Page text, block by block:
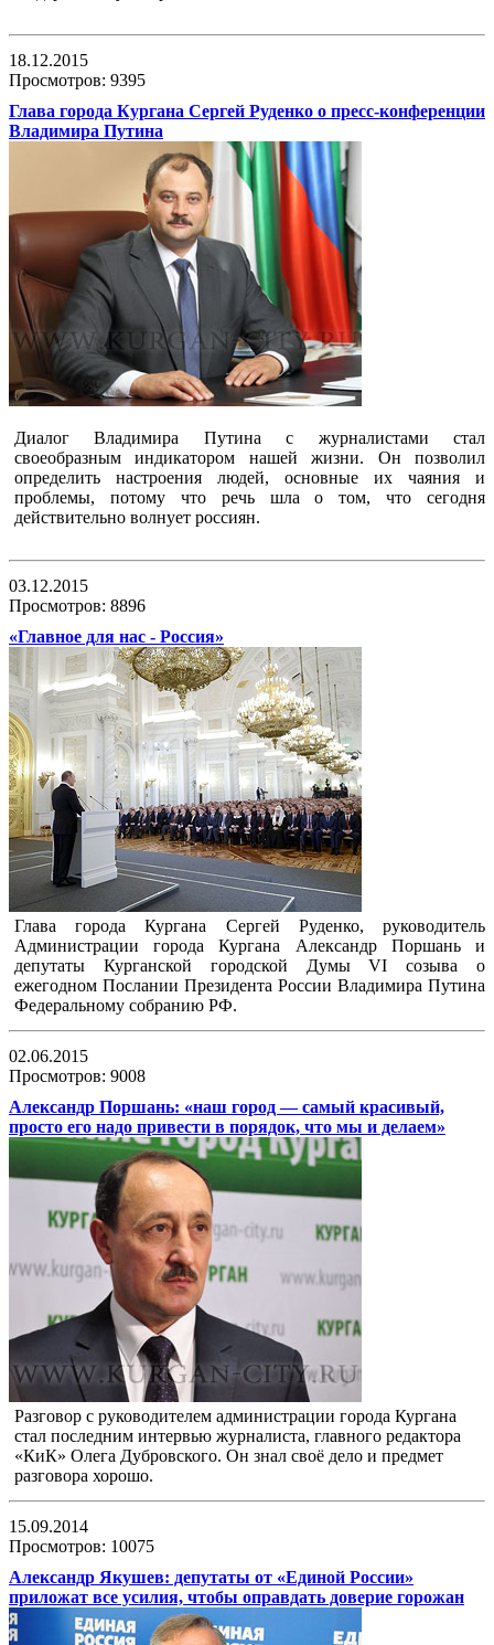
18.12.2015
Просмотров: 9395
Глава города Кургана Сергей Руденко о пресс-конференции
Владимира Путина
Диалог Владимира Путина с журналистами стал
своеобразным индикатором нашей жизни. Он позволил
определить настроения людей, основные их чаяния и
проблемы, потому что речь шла о том, что сегодня
действительно волнует россиян.
03.12.2015
Просмотров: 8896
«Главное для нас - Россия»
Глава города Кургана Сергей Руденко, руководитель
Администрации города Кургана Александр Поршань и
депутаты Курганской городской Думы VI созыва о
ежегодном Послании Президента России Владимира Путина
Федеральному собранию РФ.
02.06.2015
Просмотров: 9008
Александр Поршань: «наш город — самый красивый,
просто его надо привести в порядок, что мы и делаем»
Разговор с руководителем администрации города Кургана
стал последним интервью журналиста, главного редактора
«КиК» Олега Дубровского. Он знал своё дело и предмет
разговора хорошо.
15.09.2014
Просмотров: 10075
Александр Якушев: депутаты от «Единой России»
приложат все усилия, чтобы оправдать доверие горожан